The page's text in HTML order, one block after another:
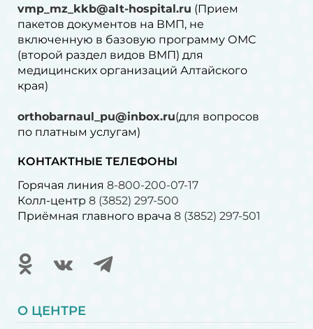
vmp_mz_kkb@alt-hospital.ru (Прием
пакетов документов на ВМП, не
включенную в базовую программу ОМС
(второй раздел видов ВМП) для
медицинских организаций Алтайского
края)
orthobarnaul_pu@inbox.ru(для вопросов
по платным услугам)⁠
КОНТАКТНЫЕ ТЕЛЕФОНЫ
Горячая линия 8-800-200-07-17
Колл-центр 8 (3852) 297-500
Приёмная главного врача 8 (3852) 297-501
О ЦЕНТРЕ